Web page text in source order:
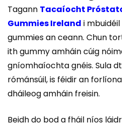
Tagann Tacaíocht
Gummies Ireland i
gummies an ceann. Chun
ith gummy amháin cúig
gníomhaíochta gnéis. Sula
rómánsúil, is féidir an
dháileog amháin freisin.
Beidh do bod a fháil níos